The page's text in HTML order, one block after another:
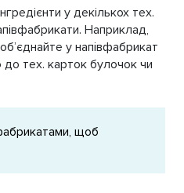
у декількох тех.
Наприклад,
у напівфабрикат
до тех. карток булочок чи
щоб